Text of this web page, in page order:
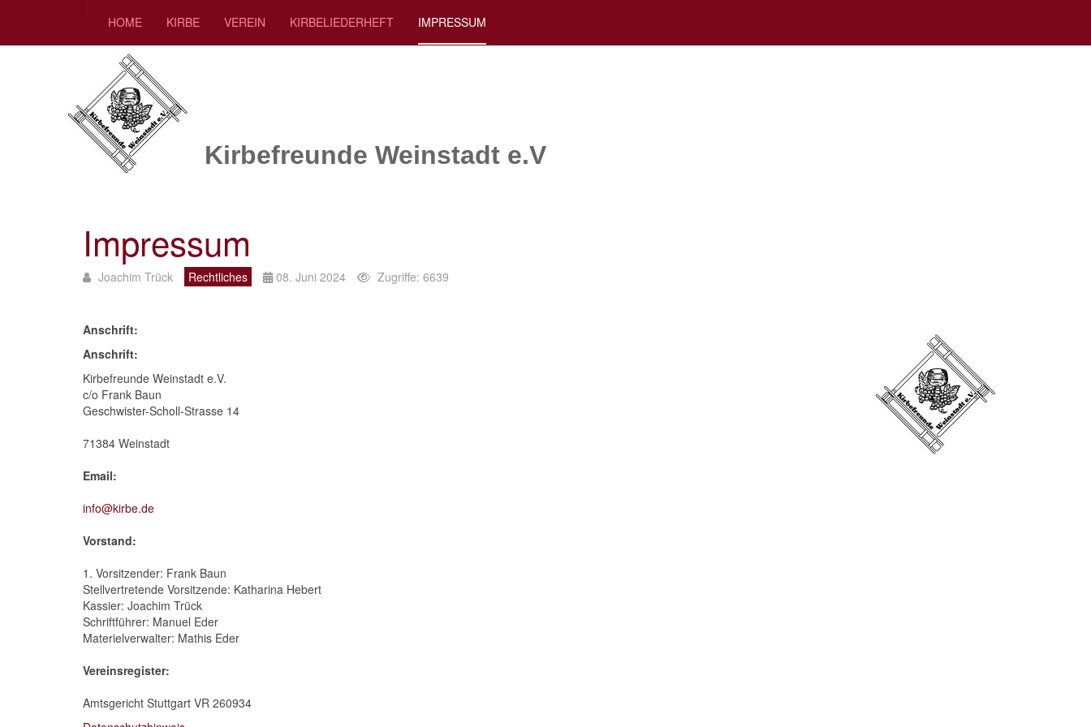
HOME KIRBE VEREIN KIRBELIEDERHEFT IMPRESSUM
Kirbefreunde Weinstadt e.V
Impressum
Joachim Trück Rechtliches 08. Juni 2024 Zugriffe: 6639
Anschrift:
Anschrift:
Kirbefreunde Weinstadt e.V.
c/o Frank Baun
Geschwister-Scholl-Strasse 14
71384 Weinstadt
Email:
info@kirbe.de
Vorstand:
1. Vorsitzender: Frank Baun
Stellvertretende Vorsitzende: Katharina Hebert
Kassier: Joachim Trück
Schriftführer: Manuel Eder
Materielverwalter: Mathis Eder
Vereinsregister:
Amtsgericht Stuttgart VR 260934